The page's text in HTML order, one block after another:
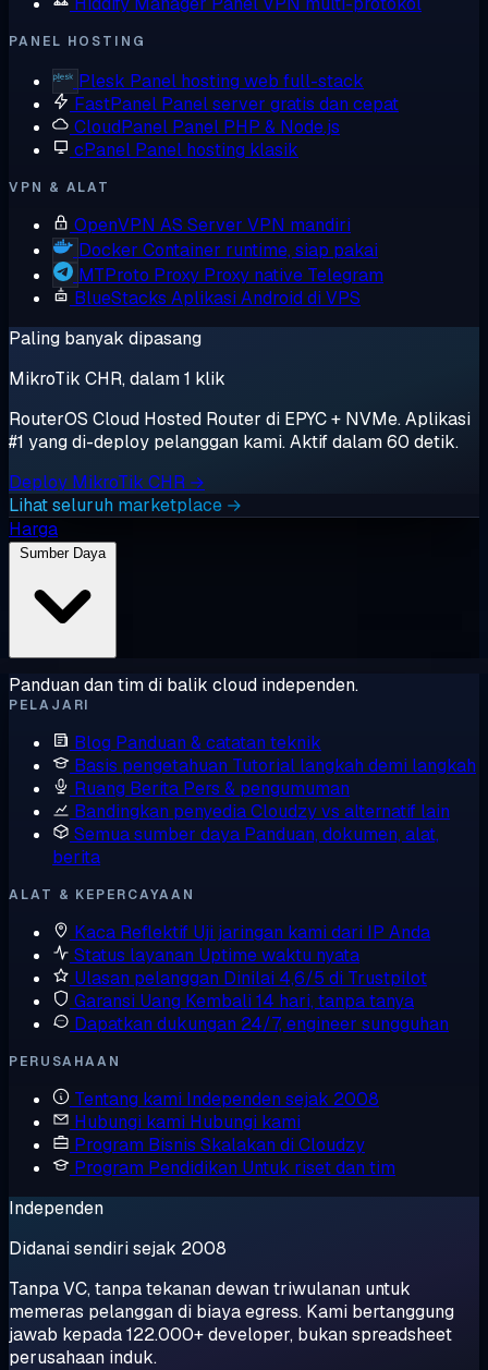
PANEL HOSTING
Plesk Panel hosting web full-stack
FastPanel Panel server gratis dan cepat
CloudPanel Panel PHP & Node.js
cPanel Panel hosting klasik
VPN & ALAT
OpenVPN AS Server VPN mandiri
Docker Container runtime, siap pakai
MTProto Proxy Proxy native Telegram
BlueStacks Aplikasi Android di VPS
Paling banyak dipasang
MikroTik CHR, dalam 1 klik
RouterOS Cloud Hosted Router di EPYC + NVMe. Aplikasi
#1 yang di-deploy pelanggan kami. Aktif dalam 60 detik.
Deploy MikroTik CHR →
Lihat seluruh marketplace →
Harga
Sumber Daya
Panduan dan tim di balik cloud independen.
PELAJARI
Blog Panduan & catatan teknik
Basis pengetahuan Tutorial langkah demi langkah
Ruang Berita Pers & pengumuman
Bandingkan penyediaCloudzy vs alternatif lain
Semua sumber daya Panduan, dokumen, alat,
berita
ALAT & KEPERCAYAAN
Kaca Reflektif Uji jaringan kami dari IP Anda
Status layanan Uptime waktu nyata
Ulasan pelanggan Dinilai 4,6/5 di Trustpilot
Garansi Uang Kembali 14 hari, tanpa tanya
Dapatkan dukungan 24/7, engineer sungguhan
PERUSAHAAN
Tentang kami Independen sejak 2008
Hubungi kami Hubungi kami
Program Bisnis Skalakan di Cloudzy
Program Pendidikan Untuk riset dan tim
Independen
Didanai sendiri sejak 2008
Tanpa VC, tanpa tekanan dewan triwulanan untuk
memeras pelanggan di biaya egress. Kami bertanggung
jawab kepada 122.000+ developer, bukan spreadsheet
perusahaan induk.